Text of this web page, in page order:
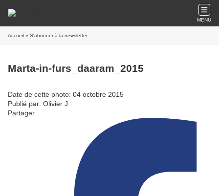
MENU
Accueil » S'abonner à la newsletter
Marta-in-furs_daaram_2015
Date de cette photo: 04 octobre 2015
Publié par: Olivier J
Partager